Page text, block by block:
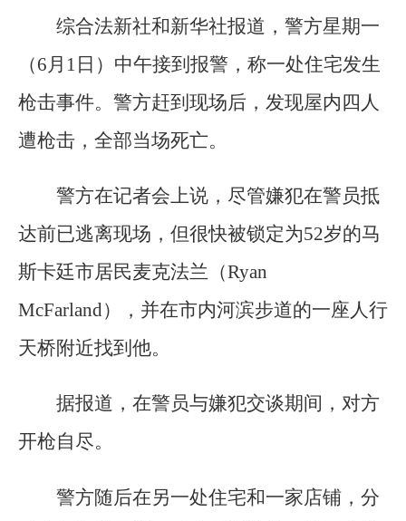
综合法新社和新华社报道，警方星期一
（6月1日）中午接到报警，称一处住宅发生
枪击事件。警方赶到现场后，发现屋内四人
遭枪击，全部当场死亡。
警方在记者会上说，尽管嫌犯在警员抵
达前已逃离现场，但很快被锁定为52岁的马
斯卡廷市居民麦克法兰（Ryan
McFarland），并在市内河滨步道的一座人行
天桥附近找到他。
据报道，在警员与嫌犯交谈期间，对方
开枪自尽。
警方随后在另一处住宅和一家店铺，分